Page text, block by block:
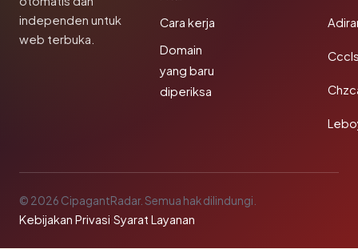
independen untuk
web terbuka.
Cara kerja
Domain
yang baru
diperiksa
© 2026 CipagantRadar. Semua hak dilindungi.
Kebijakan Privasi·Syarat Layanan